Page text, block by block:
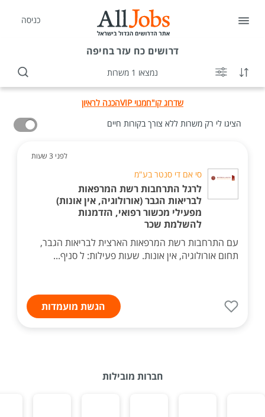
כניסה
דרושים כח עזר בחיפה
נמצאו 1 משרות
שדרוג קו"חמנוי VIP
הכנה לראיון
הציגו לי רק משרות ללא צורך בקורות חיים
לפני 3 שעות
סי אם די סנטר בע"מ
לרגל התרחבות רשת המרפאות
לבריאות הגבר (אורולוגיה, אין אונות)
מפעילי מכשור רפואי, הזדמנות
להשלמת שכר
עם התרחבות רשת המרפאות הארצית לבריאות הגבר,
תחום אורולוגיה, אין אונות. שעות פעילות: ל סניף...
הגשת מועמדות
חברות מובילות